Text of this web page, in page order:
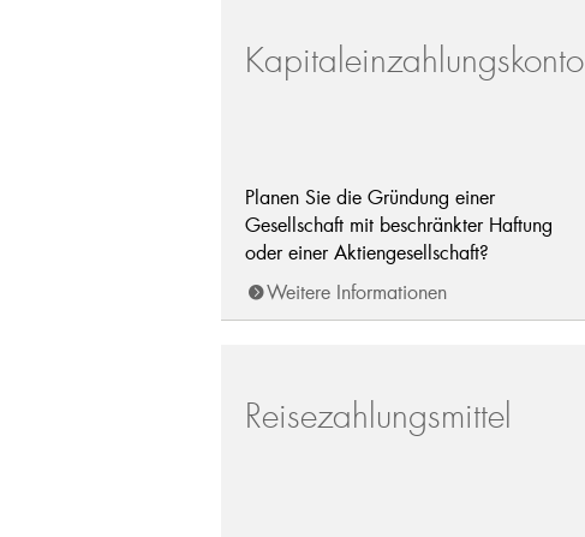
Kapitaleinzahlungskonto
Planen Sie die Gründung einer
Gesellschaft mit beschränkter Haftung
oder einer Aktiengesellschaft?
Weitere Informationen
Reisezahlungsmittel